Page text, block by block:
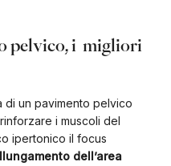
pelvico, i migliori
di un pavimento pelvico
i muscoli del
ipertonico il focus
dell’area